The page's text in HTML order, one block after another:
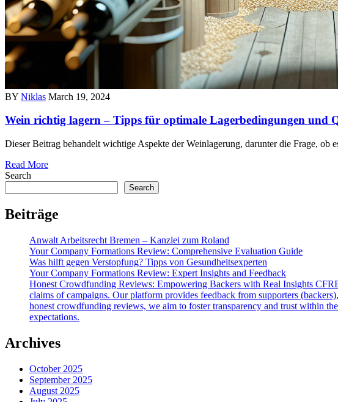
BY Niklas March 19, 2024
Wein richtig lagern – Tipps für optimale Lagerbedingungen und
Dieser Beitrag behandelt wichtige Aspekte der Weinlagerung, darunter die Frage,
Read More
Search
Search
Beiträge
Anwalt Arbeitsrecht Bremen – Kanzlei zum Roland
Your Company Formations Review: Comprehensive Evaluation Guide
Was hilft gegen Verstopfung? Tipps von Gesundheitsexperten
Your Company Formations Review: Expert Insights and Feedback
Honest Crowdfunding Reviews: Empowering Backers with Real Insights
claims of campaigns. Our platform provides feedback from supporters
honest crowdfunding reviews, we aim to foster transparency and trust within
expectations.
Archives
October 2025
September 2025
August 2025